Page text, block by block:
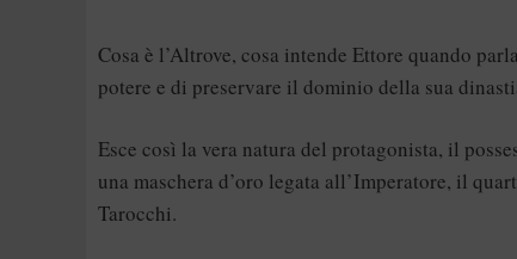
Cosa è l’Altrove, cosa intende Ettore quando
potere e di preservare il dominio della sua
Esce così la vera natura del protagonista, il
una maschera d’oro legata all’Imperatore, il
Tarocchi.